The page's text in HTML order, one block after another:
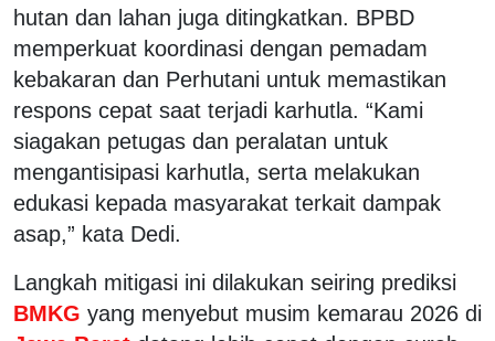
hutan dan lahan juga ditingkatkan. BPBD
memperkuat koordinasi dengan pemadam
kebakaran dan Perhutani untuk memastikan
respons cepat saat terjadi karhutla. “Kami
siagakan petugas dan peralatan untuk
mengantisipasi karhutla, serta melakukan
edukasi kepada masyarakat terkait dampak
asap,” kata Dedi.
Langkah mitigasi ini dilakukan seiring prediksi
BMKG yang menyebut musim kemarau 2026 di